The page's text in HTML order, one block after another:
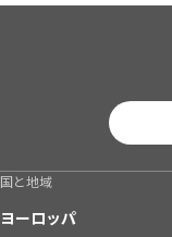
国と地域
ヨーロッパ